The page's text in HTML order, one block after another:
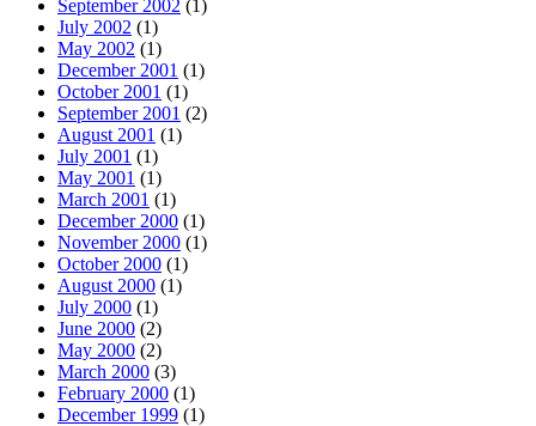
September 2002 (1)
July 2002 (1)
May 2002 (1)
December 2001 (1)
October 2001 (1)
September 2001 (2)
August 2001 (1)
July 2001 (1)
May 2001 (1)
March 2001 (1)
December 2000 (1)
November 2000 (1)
October 2000 (1)
August 2000 (1)
July 2000 (1)
June 2000 (2)
May 2000 (2)
March 2000 (3)
February 2000 (1)
December 1999 (1)